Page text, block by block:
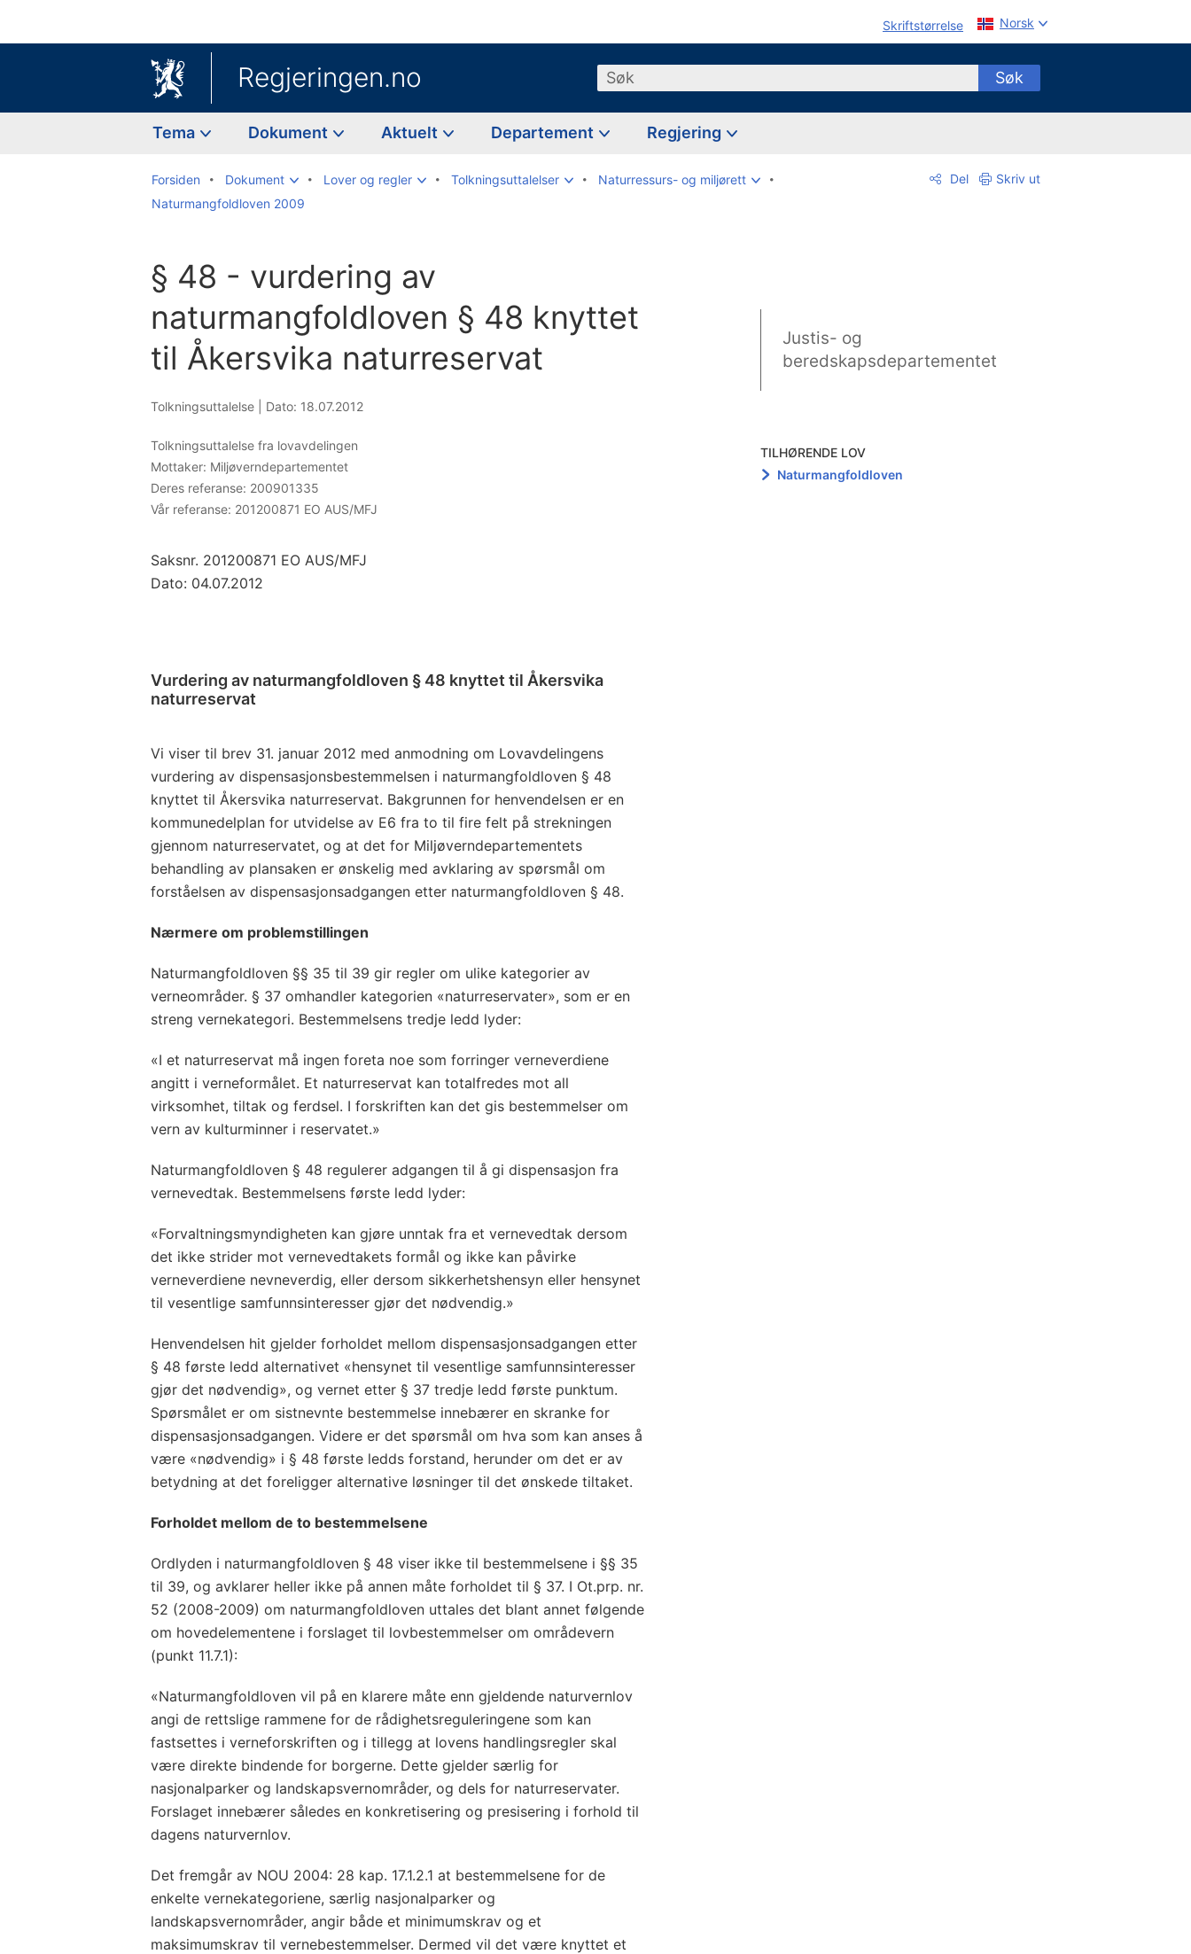
Skriftstørrelse Norsk
Regjeringen.no Søk Søk
Tema Dokument Aktuelt Departement Regjering
Forsiden Dokument Lover og regler Tolkningsuttalelser
Naturressurs- og miljørett
Naturmangfoldloven 2009
Del Skriv ut
§ 48 - vurdering av
naturmangfoldloven § 48 knyttet
til Åkersvika naturreservat
Tolkningsuttalelse | Dato: 18.07.2012
Tolkningsuttalelse fra lovavdelingen
Mottaker: Miljøverndepartementet
Deres referanse: 200901335
Vår referanse: 201200871 EO AUS/MFJ
Saksnr. 201200871 EO AUS/MFJ
Dato: 04.07.2012
Vurdering av naturmangfoldloven § 48 knyttet til Åkersvika
naturreservat
Vi viser til brev 31. januar 2012 med anmodning om Lovavdelingens
vurdering av dispensasjonsbestemmelsen i naturmangfoldloven § 48
knyttet til Åkersvika naturreservat. Bakgrunnen for henvendelsen er en
kommunedelplan for utvidelse av E6 fra to til fire felt på strekningen
gjennom naturreservatet, og at det for Miljøverndepartementets
behandling av plansaken er ønskelig med avklaring av spørsmål om
forståelsen av dispensasjonsadgangen etter naturmangfoldloven § 48.
Nærmere om problemstillingen
Naturmangfoldloven §§ 35 til 39 gir regler om ulike kategorier av
verneområder. § 37 omhandler kategorien «naturreservater», som er en
streng vernekategori. Bestemmelsens tredje ledd lyder:
«I et naturreservat må ingen foreta noe som forringer verneverdiene
angitt i verneformålet. Et naturreservat kan totalfredes mot all
virksomhet, tiltak og ferdsel. I forskriften kan det gis bestemmelser om
vern av kulturminner i reservatet.»
Naturmangfoldloven § 48 regulerer adgangen til å gi dispensasjon fra
vernevedtak. Bestemmelsens første ledd lyder:
«Forvaltningsmyndigheten kan gjøre unntak fra et vernevedtak dersom
det ikke strider mot vernevedtakets formål og ikke kan påvirke
verneverdiene nevneverdig, eller dersom sikkerhetshensyn eller hensynet
til vesentlige samfunnsinteresser gjør det nødvendig.»
Henvendelsen hit gjelder forholdet mellom dispensasjonsadgangen etter
§ 48 første ledd alternativet «hensynet til vesentlige samfunnsinteresser
gjør det nødvendig», og vernet etter § 37 tredje ledd første punktum.
Spørsmålet er om sistnevnte bestemmelse innebærer en skranke for
dispensasjonsadgangen. Videre er det spørsmål om hva som kan anses å
være «nødvendig» i § 48 første ledds forstand, herunder om det er av
betydning at det foreligger alternative løsninger til det ønskede tiltaket.
Forholdet mellom de to bestemmelsene
Ordlyden i naturmangfoldloven § 48 viser ikke til bestemmelsene i §§ 35
til 39, og avklarer heller ikke på annen måte forholdet til § 37. I Ot.prp. nr.
52 (2008-2009) om naturmangfoldloven uttales det blant annet følgende
om hovedelementene i forslaget til lovbestemmelser om områdevern
(punkt 11.7.1):
«Naturmangfoldloven vil på en klarere måte enn gjeldende naturvernlov
angi de rettslige rammene for de rådighetsreguleringene som kan
fastsettes i verneforskriften og i tillegg at lovens handlingsregler skal
være direkte bindende for borgerne. Dette gjelder særlig for
nasjonalparker og landskapsvernområder, og dels for naturreservater.
Forslaget innebærer således en konkretisering og presisering i forhold til
dagens naturvernlov.
Det fremgår av NOU 2004: 28 kap. 17.1.2.1 at bestemmelsene for de
enkelte vernekategoriene, særlig nasjonalparker og
landskapsvernområder, angir både et minimumskrav og et
maksimumskrav til vernebestemmelser. Dermed vil det være knyttet et
Justis- og
beredskapsdepartementet
TILHØRENDE LOV
Naturmangfoldloven